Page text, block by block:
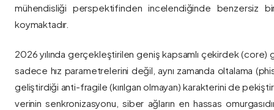
mühendisliği perspektifinden incelendiğinde benzersiz
koymaktadır.
2026 yılında gerçekleştirilen geniş kapsamlı çekirdek
sadece hız parametrelerini değil, aynı zamanda oltalama
geliştirdiği anti-fragile (kırılgan olmayan) karakterini de
verinin senkronizasyonu, siber ağların en hassas